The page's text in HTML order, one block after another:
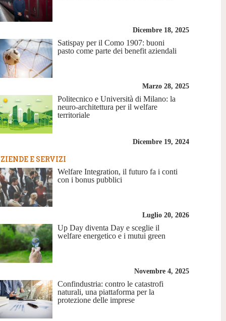
Dicembre 18, 2025
Satispay per il Como 1907: buoni
pasto come parte dei benefit aziendali
Marzo 28, 2025
Politecnico e Università di Milano: la
neuro-architettura per il welfare
territoriale
Dicembre 19, 2024
E SERVIZI
Welfare Integration, il futuro fa i conti
con i bonus pubblici
Luglio 20, 2026
Up Day diventa Day e sceglie il
welfare energetico e i mutui green
Novembre 4, 2025
Confindustria: contro le catastrofi
naturali, una piattaforma per la
protezione delle imprese